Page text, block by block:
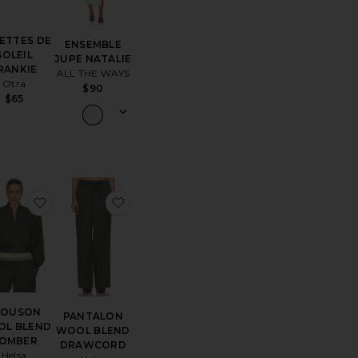
DE
Otra
$65
ENSEMBLE
JUPE NATALIE
ALL THE WAYS
$90
POLINA
aux préférésROBE ELISYA
BLEND
Helsa
ajouter aux préférésBLOUSON WOOL BLEND
PANTALON
WOOL BLEND
DRAWCORD